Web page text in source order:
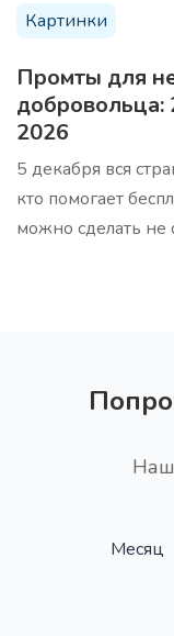
20
привлечения
15 тем для
PASTOR
Картинки
Промты для
добровольца:
2026
5 декабря вся
кто помогает
можно сделать не
Месяц